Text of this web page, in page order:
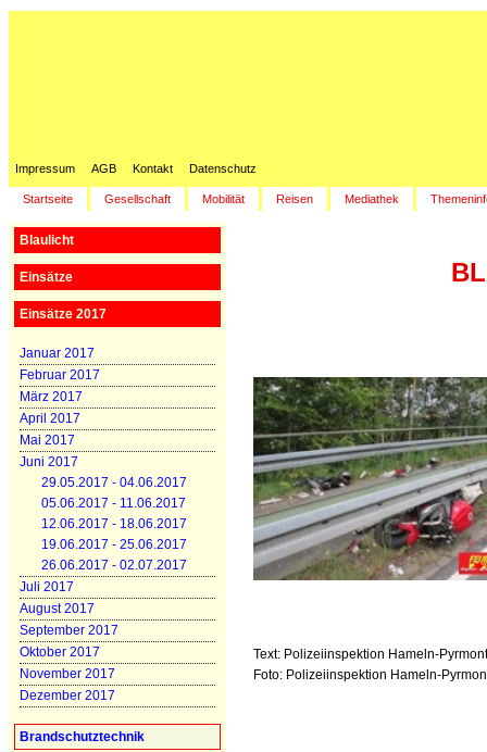
Impressum AGB Kontakt Datenschutz
Startseite Gesellschaft Mobilität Reisen Mediathek
Blaulicht
Einsätze
Einsätze 2017
Januar 2017
Februar 2017
März 2017
April 2017
Mai 2017
Juni 2017
29.05.2017 - 04.06.2017
05.06.2017 - 11.06.2017
12.06.2017 - 18.06.2017
19.06.2017 - 25.06.2017
26.06.2017 - 02.07.2017
Juli 2017
August 2017
September 2017
Oktober 2017
November 2017
Dezember 2017
Brandschutztechnik
Text: Polizeiinspektion Hameln-
Foto: Polizeiinspektion Hameln-